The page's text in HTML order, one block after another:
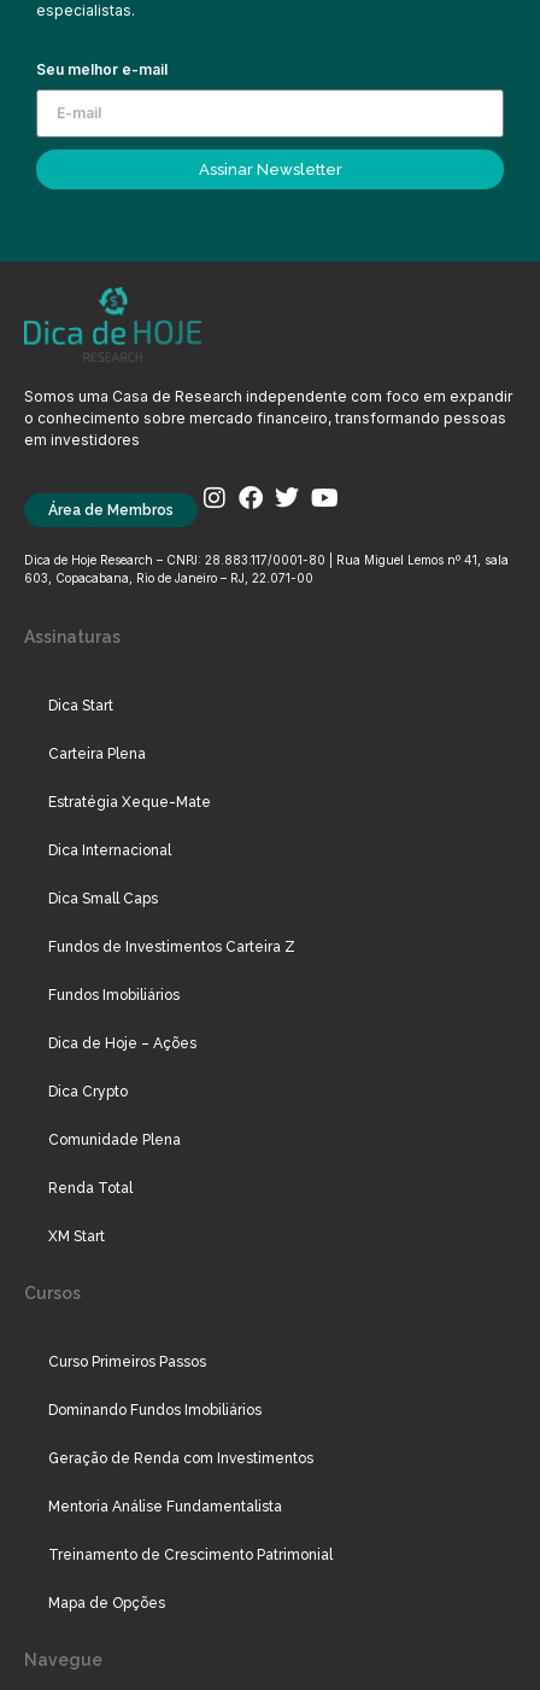
especialistas.
Seu melhor e-mail
Assinar Newsletter
Somos uma Casa de Research independente com foco em expandir
o conhecimento sobre mercado financeiro, transformando pessoas
em investidores
Área de Membros
Dica de Hoje Research – CNPJ: 28.883.117/0001-80 | Rua Miguel Lemos nº 41, sala
603, Copacabana, Rio de Janeiro – RJ, 22.071-00
Assinaturas
Dica Start
Carteira Plena
Estratégia Xeque-Mate
Dica Internacional
Dica Small Caps
Fundos de Investimentos Carteira Z
Fundos Imobiliários
Dica de Hoje – Ações
Dica Crypto
Comunidade Plena
Renda Total
XM Start
Cursos
Curso Primeiros Passos
Dominando Fundos Imobiliários
Geração de Renda com Investimentos
Mentoria Análise Fundamentalista
Treinamento de Crescimento Patrimonial
Mapa de Opções
Navegue